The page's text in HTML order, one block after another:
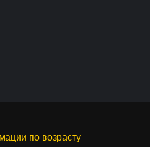
по возрасту